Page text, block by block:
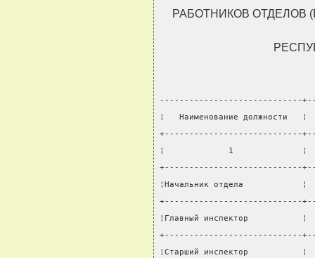
РАБОТНИКОВ ОТДЕЛОВ
-----------------------------
¦   Наименование должности
+----------------------------
¦             1
+----------------------------
¦Начальник отдела
+----------------------------
¦Главный инспектор
+----------------------------
¦Старший инспектор